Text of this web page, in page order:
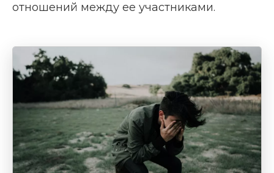
отношений между ее участниками.